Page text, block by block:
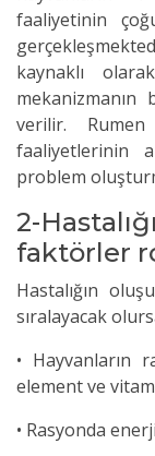
faaliyetinin
kaynaklı
mekanizmanın
verilir.
faaliyetlerinin
problem
2-
faktörler
Hastalığın
sıralayacak
• Hayvanların
element ve
• Rasyonda